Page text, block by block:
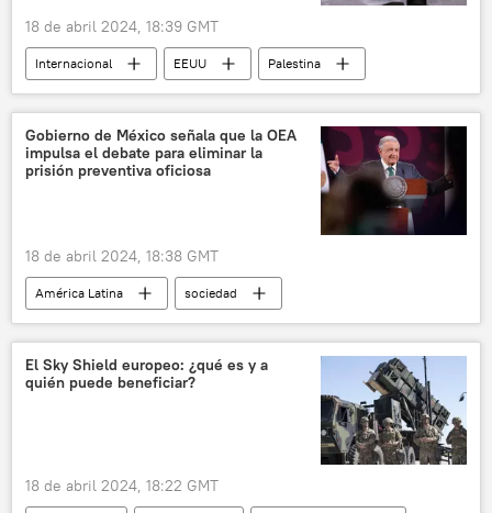
18 de abril 2024, 18:39 GMT
Internacional EEUU
Palestina
Washington
Consejo de Seguridad de la ONU
política
seguridad
ONU
📰 Conflicto palestino-israelí
Gobierno de México señala que la OEA
impulsa el debate para eliminar la
prisión preventiva oficiosa
18 de abril 2024, 18:38 GMT
América Latina
sociedad
Andrés Manuel López Obrador
Luisa María Alcalde
México
Organización de Estados Americanos (OEA)
El Sky Shield europeo: ¿qué es y a
quién puede beneficiar?
18 de abril 2024, 18:22 GMT